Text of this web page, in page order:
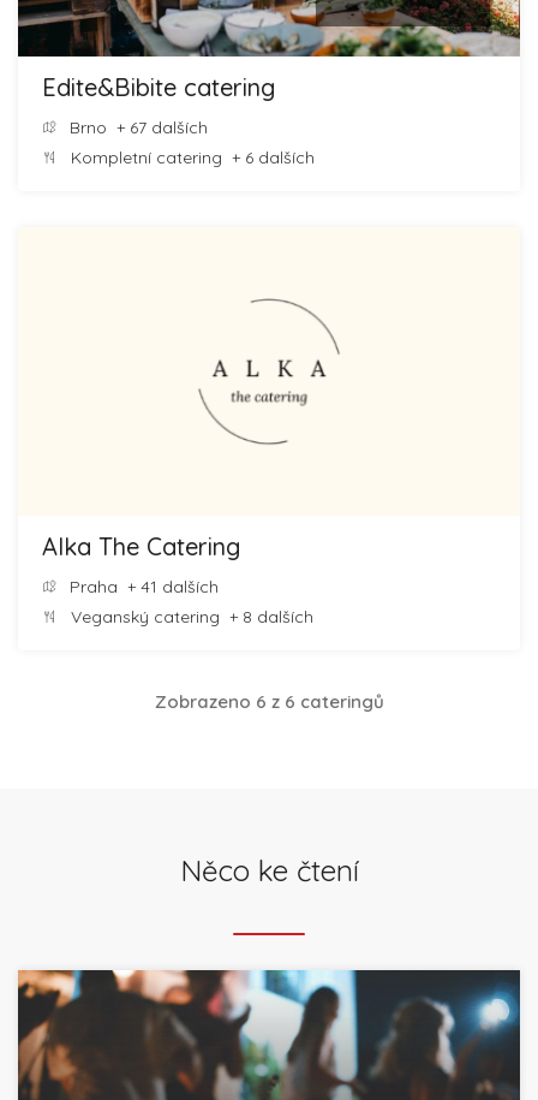
Edite&Bibite catering
Brno + 67 dalších
Kompletní catering + 6 dalších
Alka The Catering
Praha + 41 dalších
Veganský catering + 8 dalších
Zobrazeno 6 z 6 cateringů
Něco ke čtení